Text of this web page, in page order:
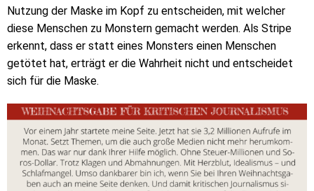
Nutzung der Maske im Kopf zu entscheiden, mit welcher
diese Menschen zu Monstern gemacht werden. Als Stripe
erkennt, dass er statt eines Monsters einen Menschen
getötet hat, erträgt er die Wahrheit nicht und entscheidet
sich für die Maske.